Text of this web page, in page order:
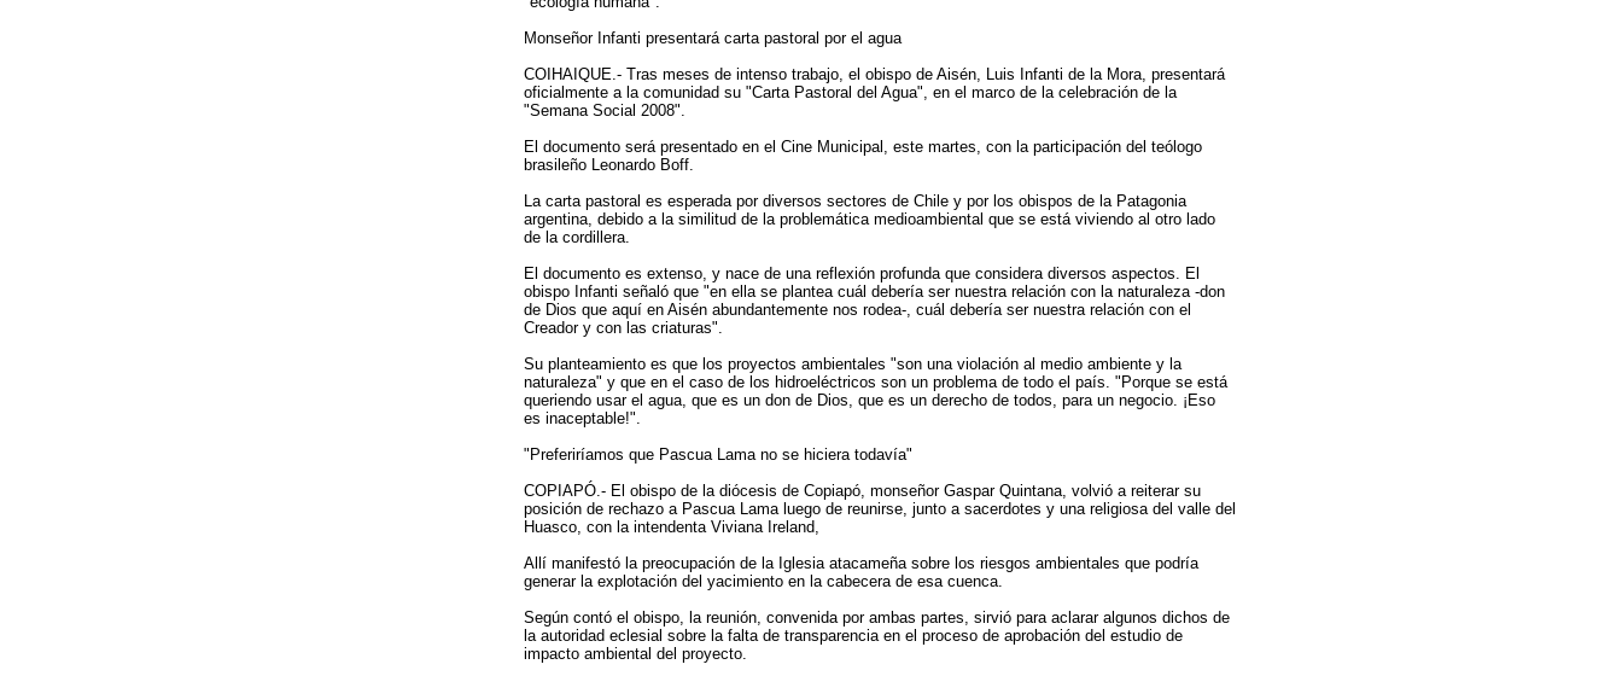
Monseñor Infanti presentará carta pastoral por el agua
COIHAIQUE.- Tras meses de intenso trabajo, el obispo de Aisén, Luis Infanti de la Mora, presentará
oficialmente a la comunidad su "Carta Pastoral del Agua", en el marco de la celebración de la
"Semana Social 2008".
El documento será presentado en el Cine Municipal, este martes, con la participación del teólogo
brasileño Leonardo Boff.
La carta pastoral es esperada por diversos sectores de Chile y por los obispos de la Patagonia
argentina, debido a la similitud de la problemática medioambiental que se está viviendo al otro lado
de la cordillera.
El documento es extenso, y nace de una reflexión profunda que considera diversos aspectos. El
obispo Infanti señaló que "en ella se plantea cuál debería ser nuestra relación con la naturaleza -don
de Dios que aquí en Aisén abundantemente nos rodea-, cuál debería ser nuestra relación con el
Creador y con las criaturas".
Su planteamiento es que los proyectos ambientales "son una violación al medio ambiente y la
naturaleza" y que en el caso de los hidroeléctricos son un problema de todo el país. "Porque se está
queriendo usar el agua, que es un don de Dios, que es un derecho de todos, para un negocio. ¡Eso
es inaceptable!".
"Preferiríamos que Pascua Lama no se hiciera todavía"
COPIAPÓ.- El obispo de la diócesis de Copiapó, monseñor Gaspar Quintana, volvió a reiterar su
posición de rechazo a Pascua Lama luego de reunirse, junto a sacerdotes y una religiosa del valle del
Huasco, con la intendenta Viviana Ireland,
Allí manifestó la preocupación de la Iglesia atacameña sobre los riesgos ambientales que podría
generar la explotación del yacimiento en la cabecera de esa cuenca.
Según contó el obispo, la reunión, convenida por ambas partes, sirvió para aclarar algunos dichos de
la autoridad eclesial sobre la falta de transparencia en el proceso de aprobación del estudio de
impacto ambiental del proyecto.